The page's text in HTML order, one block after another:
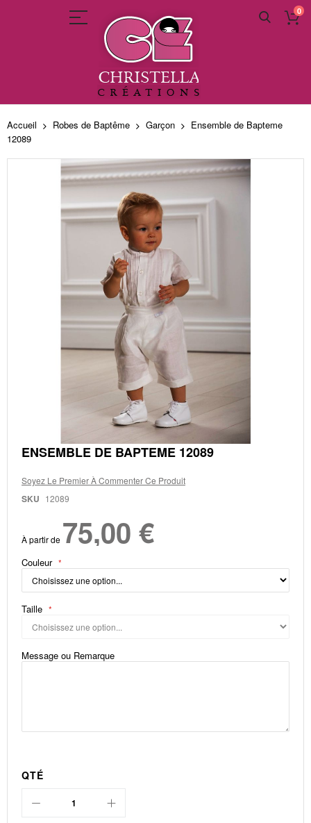
0
Allez
au
contenu
Accueil Robes de Baptême Garçon
Ensemble de Bapteme
12089
Skip
to
beginning
of
ENSEMBLE DE BAPTEME 12089
Soyez Le Premier À Commenter Ce Produit
SKU 12089
À partir de 75,00 €
Couleur
Taille
Message ou Remarque
QTÉ